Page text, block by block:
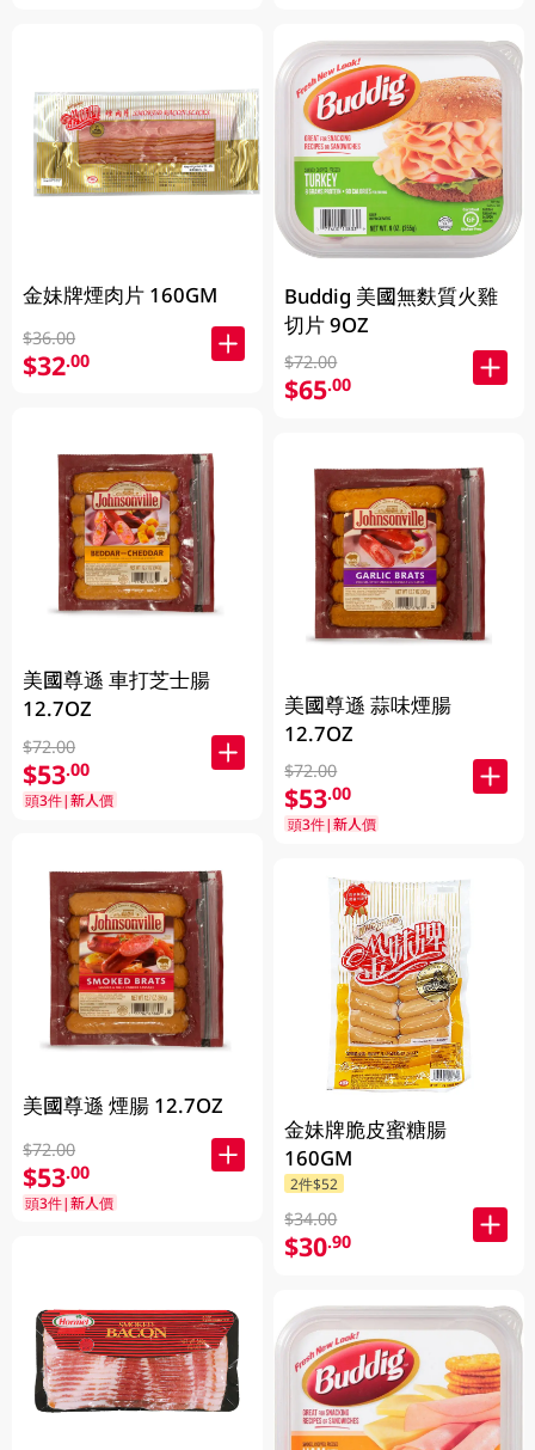
金妹牌煙肉片 160GM
$36.00
$32.00
美國尊遜 車打芝士腸
12.7OZ
$72.00
$53.00
頭3件|新人價
美國尊遜 煙腸 12.7OZ
$72.00
$53.00
頭3件|新人價
Buddig 美國無麩質火雞
切片 9OZ
$72.00
$65.00
美國尊遜 蒜味煙腸
12.7OZ
$72.00
$53.00
頭3件|新人價
金妹牌脆皮蜜糖腸
160GM
2件$52
$34.00
$30.90